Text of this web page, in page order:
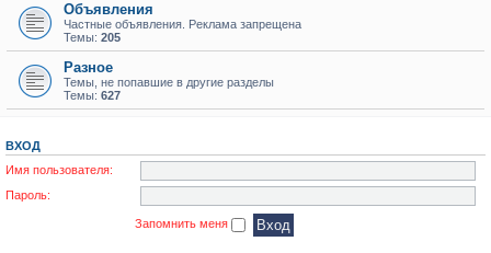
Объявления
Частные объявления. Реклама запрещена
Темы: 205
Разное
Темы, не попавшие в другие разделы
Темы: 627
ВХОД
Имя пользователя:
Пароль:
Запомнить меня